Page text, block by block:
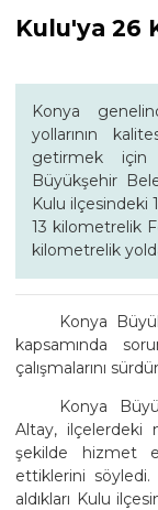
Kulu'ya 26
Konya
yollarının
getirmek için
Büyükşehir
Kulu ilçesindeki
13 kilometrelik
kilometrelik
Konya
kapsamında
çalışmalarını
Konya
Altay, ilçelerdeki
şekilde hizmet
ettiklerini söyledi.
aldıkları Kulu